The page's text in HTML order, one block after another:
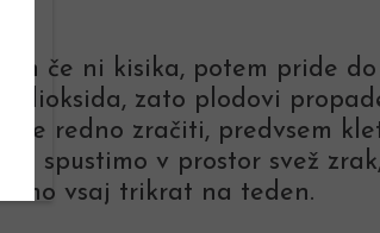
in če ni kisika, potem pride do
dioksida, zato plodovi
redno zračiti, predvsem
spustimo v prostor svež
vsaj trikrat na teden.